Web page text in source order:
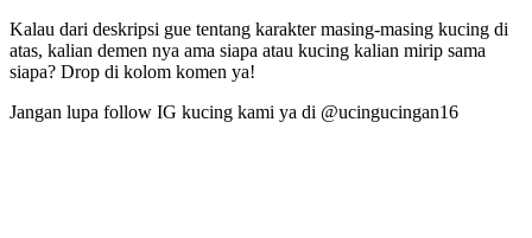
Kalau dari deskripsi gue tentang karakter masing-masing kucing di
atas, kalian demen nya ama siapa atau kucing kalian mirip sama
siapa? Drop di kolom komen ya!
Jangan lupa follow IG kucing kami ya di @ucingucingan16